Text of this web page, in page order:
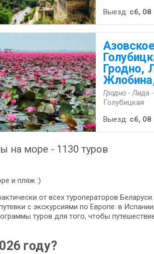
Выезд: сб, 08
Гродно,
Гродно - Лида
Голубицкая
Выезд: сб, 08
на море - 1130 туров
и пляж :)
от всех туроператоров
с экскурсиями по Европе: в
туров для того, чтобы
году?